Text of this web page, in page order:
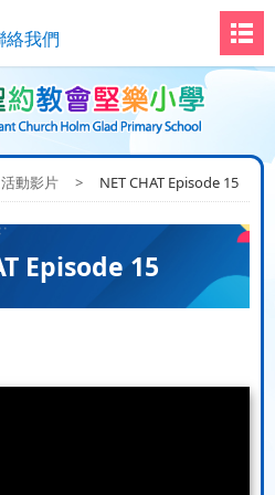
絡我們
活動影片 > NET CHAT Episode 15
Episode 15